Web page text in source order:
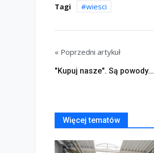
Tagi wiesci
« Poprzedni artykuł
"Kupuj nasze". Są powody...
Więcej tematów